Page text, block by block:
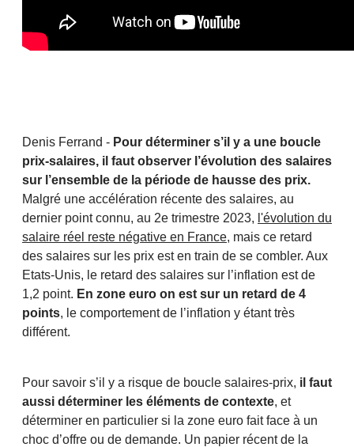
Denis Ferrand - Pour déterminer s’il y a une boucle
prix-salaires, il faut observer l’évolution des salaires
sur l’ensemble de la période de hausse des prix.
Malgré une accélération récente des salaires, au
dernier point connu, au 2e trimestre 2023, l'évolution du
salaire réel reste négative en France, mais ce retard
des salaires sur les prix est en train de se combler. Aux
Etats-Unis, le retard des salaires sur l’inflation est de
1,2 point. En zone euro on est sur un retard de 4
points, le comportement de l’inflation y étant très
différent.
Pour savoir s’il y a risque de boucle salaires-prix, il faut
aussi déterminer les éléments de contexte, et
déterminer en particulier si la zone euro fait face à un
choc d’offre ou de demande. Un papier récent de la